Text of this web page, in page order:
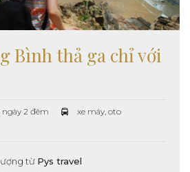
Bình thả ga chỉ với
ngày 2 đêm
xe máy, oto
từ Pys travel